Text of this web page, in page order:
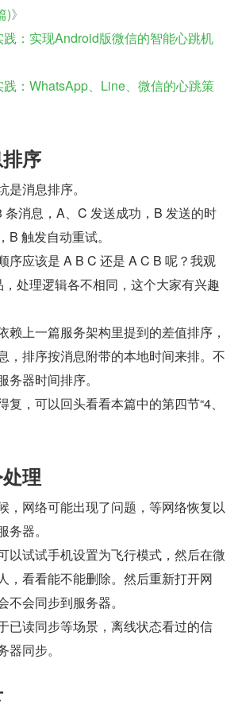
)》
践：实现Android版微信的智能心跳机
践：WhatsApp、Line、微信的心跳策
序
消息排序。
条消息，A、C 发送成功，B 发送的时
触发自动重试。
序应该是 A B C 还是 A C B 呢？我观
处理逻辑各不相同，这个大家有兴趣
赖上一篇服务架构里提到的差值排序，
，排序按消息附带的本地时间来排。不
器时间排序。
，可以回头看看本篇中的第四节“4、
理
，网络可能出现了问题，等网络恢复以
器。
以试试手机设置为飞行模式，然后在微
，看看能不能删除。然后重新打开网
会同步到服务器。
已读同步等场景，离线状态看过的信
同步。